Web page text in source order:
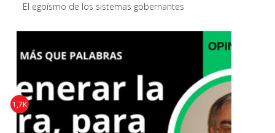
El egoísmo de los sistemas gobernantes
1,7K